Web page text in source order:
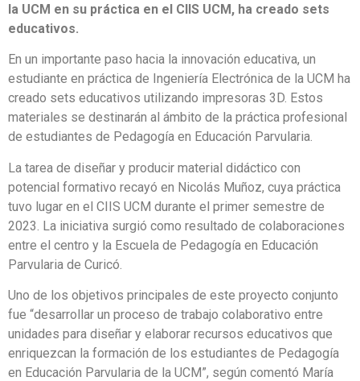
la UCM en su práctica en el CIIS UCM, ha creado sets
educativos.
En un importante paso hacia la innovación educativa, un
estudiante en práctica de Ingeniería Electrónica de la UCM ha
creado sets educativos utilizando impresoras 3D. Estos
materiales se destinarán al ámbito de la práctica profesional
de estudiantes de Pedagogía en Educación Parvularia.
La tarea de diseñar y producir material didáctico con
potencial formativo recayó en Nicolás Muñoz, cuya práctica
tuvo lugar en el CIIS UCM durante el primer semestre de
2023. La iniciativa surgió como resultado de colaboraciones
entre el centro y la Escuela de Pedagogía en Educación
Parvularia de Curicó.
Uno de los objetivos principales de este proyecto conjunto
fue “desarrollar un proceso de trabajo colaborativo entre
unidades para diseñar y elaborar recursos educativos que
enriquezcan la formación de los estudiantes de Pedagogía
en Educación Parvularia de la UCM”, según comentó María